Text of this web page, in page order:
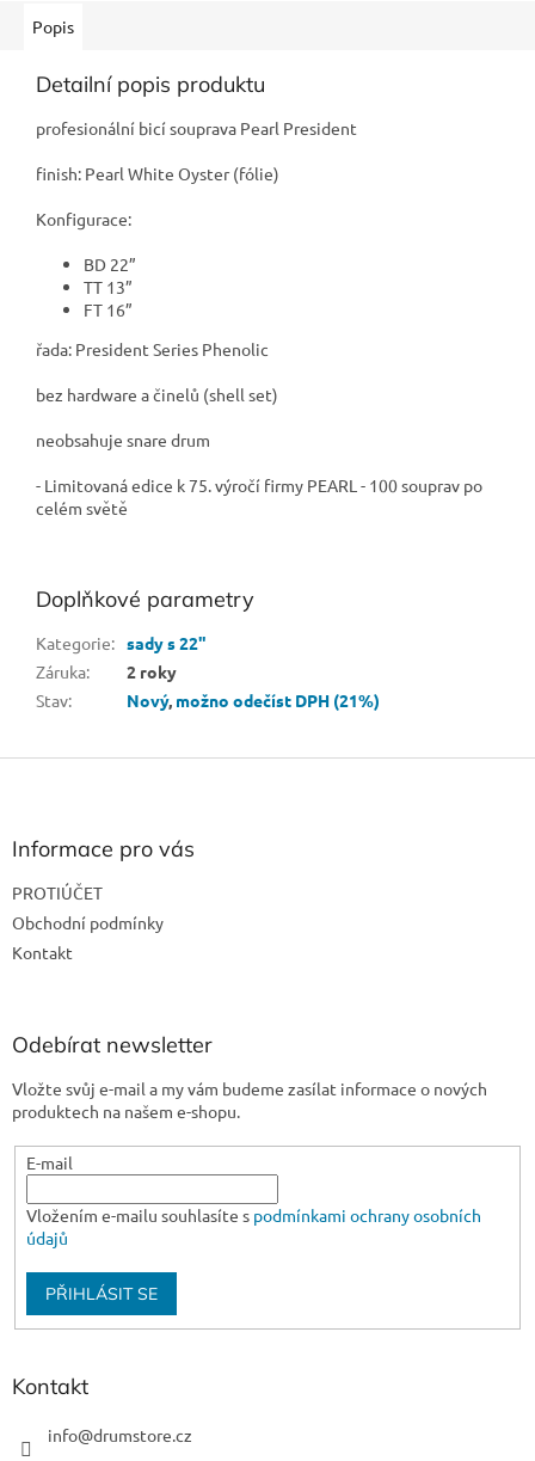
Popis
Detailní popis produktu
profesionální bicí souprava Pearl President
finish: Pearl White Oyster (fólie)
Konfigurace:
BD 22”
TT 13”
FT 16”
řada: President Series Phenolic
bez hardware a činelů (shell set)
neobsahuje snare drum
- Limitovaná edice k 75. výročí firmy PEARL - 100 souprav po
celém světě
Doplňkové parametry
Kategorie: sady s 22"
Záruka:
2 roky
Stav: Nový, možno odečíst DPH (21%)
Z
Informace pro vás
PROTIÚČET
Obchodní podmínky
Kontakt
Odebírat newsletter
Vložte svůj e-mail a my vám budeme zasílat informace o nových
produktech na našem e-shopu.
E-mail
Vložením e-mailu souhlasíte s podmínkami ochrany osobních
údajů
PŘIHLÁSIT SE
Kontakt
info@drumstore.cz